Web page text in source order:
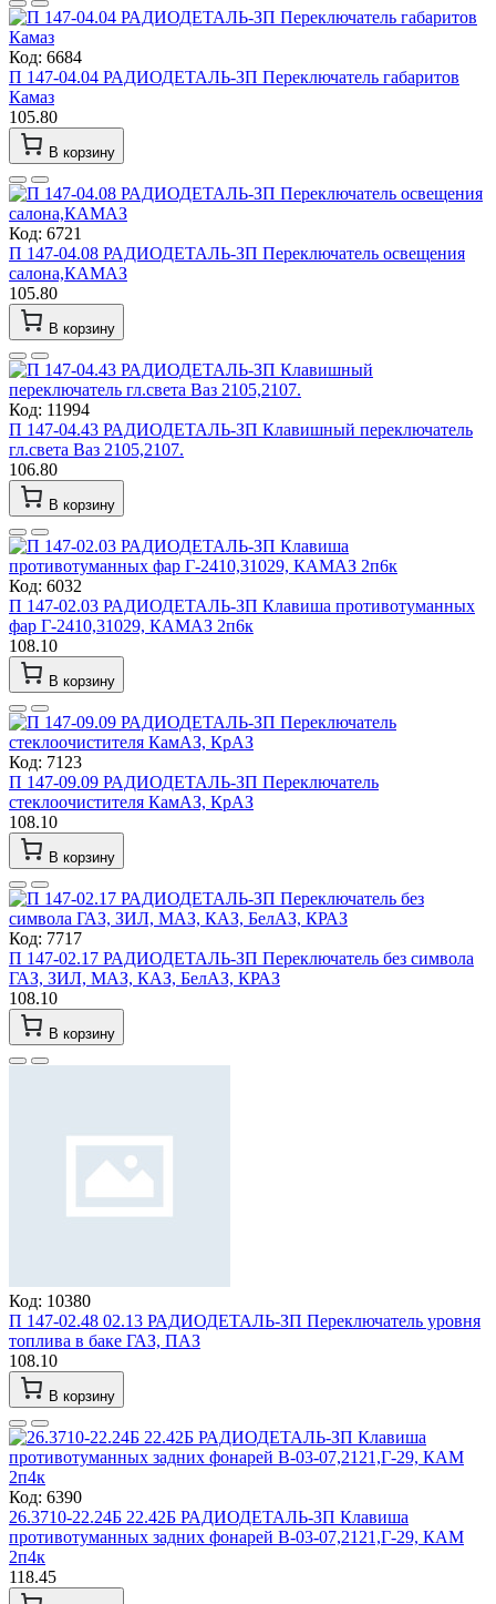
Код: 6684
П 147-04.04 РАДИОДЕТАЛЬ-ЗП Переключатель габаритов
Камаз
105.80
В корзину
Код: 6721
П 147-04.08 РАДИОДЕТАЛЬ-ЗП Переключатель освещения
салона,КАМАЗ
105.80
В корзину
Код: 11994
П 147-04.43 РАДИОДЕТАЛЬ-ЗП Клавишный переключатель
гл.света Ваз 2105,2107.
106.80
В корзину
Код: 6032
П 147-02.03 РАДИОДЕТАЛЬ-ЗП Клавиша противотуманных
фар Г-2410,31029, КАМАЗ 2п6к
108.10
В корзину
Код: 7123
П 147-09.09 РАДИОДЕТАЛЬ-ЗП Переключатель
стеклоочистителя КамАЗ, КрАЗ
108.10
В корзину
Код: 7717
П 147-02.17 РАДИОДЕТАЛЬ-ЗП Переключатель без символа
ГАЗ, ЗИЛ, МАЗ, КАЗ, БелАЗ, КРАЗ
108.10
В корзину
Код: 10380
П 147-02.48 02.13 РАДИОДЕТАЛЬ-ЗП Переключатель уровня
топлива в баке ГАЗ, ПАЗ
108.10
В корзину
Код: 6390
26.3710-22.24Б 22.42Б РАДИОДЕТАЛЬ-ЗП Клавиша
противотуманных задних фонарей В-03-07,2121,Г-29, КАМ
2п4к
118.45